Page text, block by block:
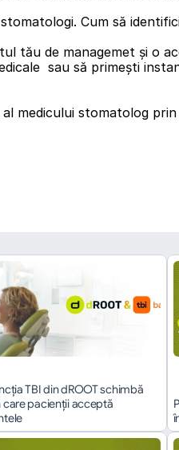
Cum să
tău de managemet și o
sau să primești
medicului stomatolog
TBI din dROOT schimbă
care pacienții acceptă